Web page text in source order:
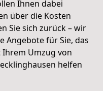
Ihnen dabei
über die Kosten
Sie sich zurück – wir
Angebote für Sie, das
Ihrem Umzug von
helfen